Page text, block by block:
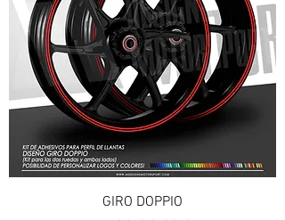
GIRO DOPPIO